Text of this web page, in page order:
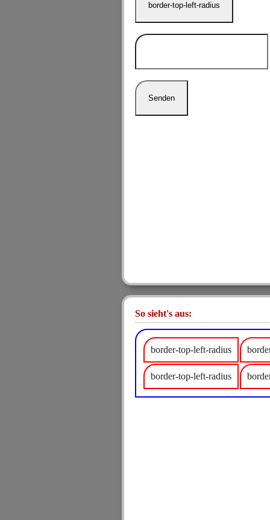
border-top-left-radius
So sieht's aus:
border-top-left-radius
border-top-left-radius